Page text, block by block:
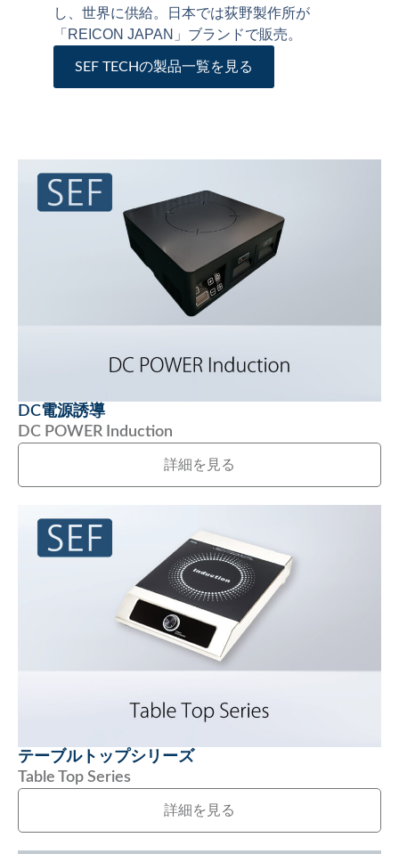
し、世界に供給。日本では荻野製作所が
「REICON JAPAN」ブランドで販売。
SEF TECHの製品一覧を見る
DC電源誘導
DC POWER Induction
詳細を見る
テーブルトップシリーズ
Table Top Series
詳細を見る